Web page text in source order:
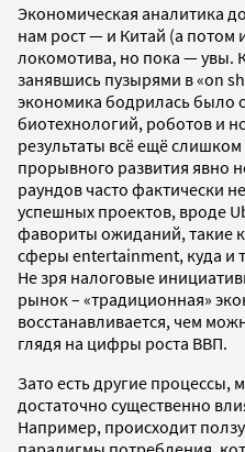
Экономическая аналитика
нам рост — и Китай (а потом
локомотива, но пока — увы.
занявшись пузырями в «on
экономика бодрилась было
биотехнологий, роботов и
результаты всё ещё
прорывного развития явно
раундов часто фактически
успешных проектов, вроде
фавориты ожиданий, такие
сферы entertainment, куда и
Не зря налоговые
рынок – «традиционная»
восстанавливается, чем
глядя на цифры роста ВВП.
Зато есть другие процессы,
достаточно существенно
Например, происходит